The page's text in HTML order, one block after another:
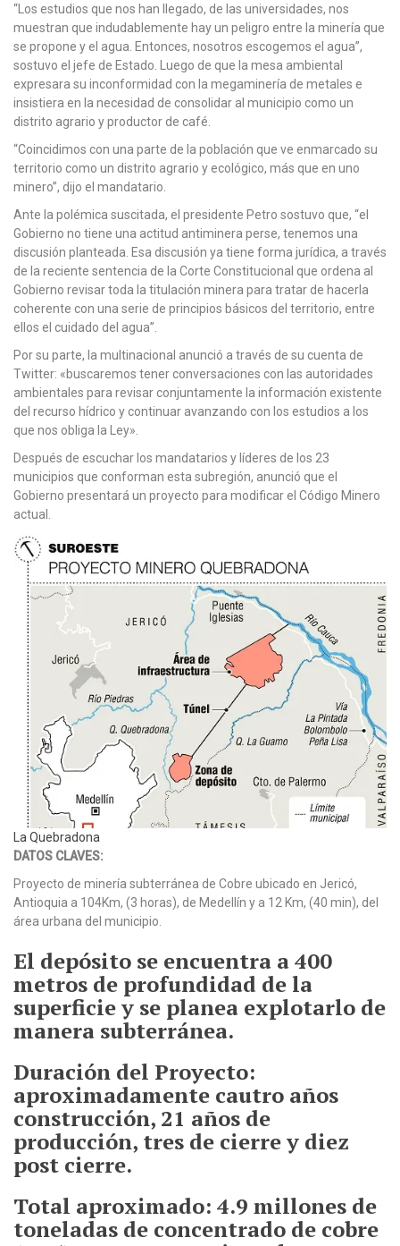
“Los estudios que nos han llegado, de las universidades, nos
muestran que indudablemente hay un peligro entre la minería que
se propone y el agua. Entonces, nosotros escogemos el agua”,
sostuvo el jefe de Estado. Luego de que la mesa ambiental
expresara su inconformidad con la megaminería de metales e
insistiera en la necesidad de consolidar al municipio como un
distrito agrario y productor de café.
“Coincidimos con una parte de la población que ve enmarcado su
territorio como un distrito agrario y ecológico, más que en uno
minero”, dijo el mandatario.
Ante la polémica suscitada, el presidente Petro sostuvo que, “el
Gobierno no tiene una actitud antiminera perse, tenemos una
discusión planteada. Esa discusión ya tiene forma jurídica, a través
de la reciente sentencia de la Corte Constitucional que ordena al
Gobierno revisar toda la titulación minera para tratar de hacerla
coherente con una serie de principios básicos del territorio, entre
ellos el cuidado del agua”.
Por su parte, la multinacional anunció a través de su cuenta de
Twitter: «buscaremos tener conversaciones con las autoridades
ambientales para revisar conjuntamente la información existente
del recurso hídrico y continuar avanzando con los estudios a los
que nos obliga la Ley».
Después de escuchar los mandatarios y líderes de los 23
municipios que conforman esta subregión, anunció que el
Gobierno presentará un proyecto para modificar el Código Minero
actual.
La Quebradona
DATOS CLAVES:
Proyecto de minería subterránea de Cobre ubicado en Jericó,
Antioquia a 104Km, (3 horas), de Medellín y a 12 Km, (40 min), del
área urbana del municipio.
El depósito se encuentra a 400
metros de profundidad de la
superficie y se planea explotarlo de
manera subterránea.
Duración del Proyecto:
aproximadamente cautro años
construcción, 21 años de
producción, tres de cierre y diez
post cierre.
Total aproximado: 4.9 millones de
toneladas de concentrado de cobre